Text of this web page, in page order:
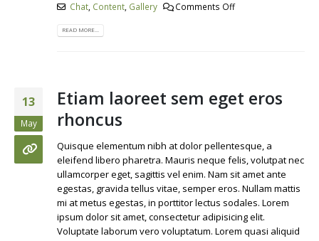
Chat, Content, Gallery Comments Off
READ MORE...
13
May
Etiam laoreet sem eget eros
rhoncus
Quisque elementum nibh at dolor pellentesque, a
eleifend libero pharetra. Mauris neque felis, volutpat nec
ullamcorper eget, sagittis vel enim. Nam sit amet ante
egestas, gravida tellus vitae, semper eros. Nullam mattis
mi at metus egestas, in porttitor lectus sodales. Lorem
ipsum dolor sit amet, consectetur adipisicing elit.
Voluptate laborum vero voluptatum. Lorem quasi aliquid